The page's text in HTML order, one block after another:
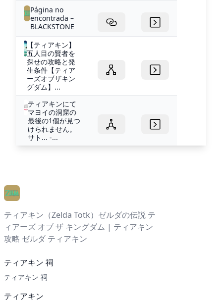
Página no
encontrada –
BLACKSTONE
【ティアキン】
五人目の賢者を
探せの攻略と発
生条件【ティア
ーズオブザキン
グダム】...
ティアキンにて
マヨイの洞窟の
最後の1個が見つ
けられません。
サト... -...
ティアキン（Zelda Totk）ゼルダの伝説 テ
ィアーズ オブ ザ キングダム | ティアキン
攻略 ゼルダ ティアキン
ティアキン 祠
ティアキン 祠
ティアキン